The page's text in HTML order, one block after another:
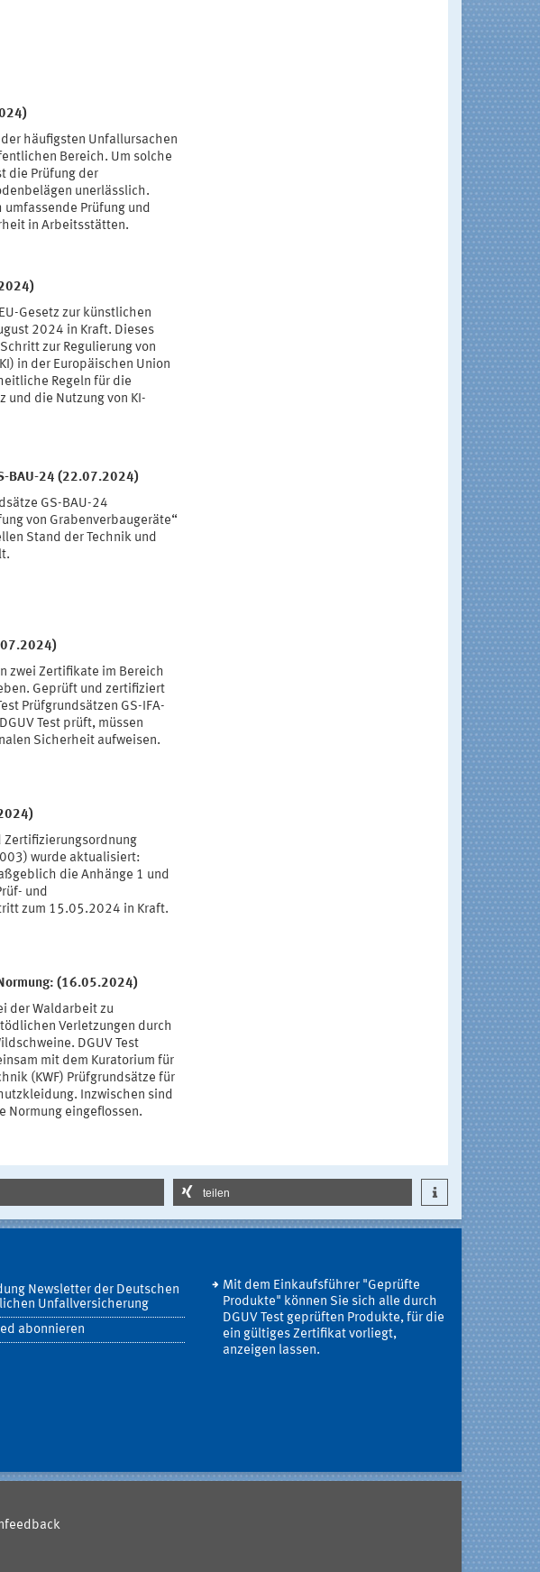
häufigsten Unfallursachen
Bereich. Um solche
die Prüfung der
unerlässlich.
umfassende Prüfung und
in Arbeitsstätten.
Gesetz zur künstlichen
2024 in Kraft. Dieses
zur Regulierung von
in der Europäischen Union
Regeln für die
und die Nutzung von KI-
BAU-24 (22.07.2024)
GS-BAU-24
von Grabenverbaugeräte“
Stand der Technik und
zwei Zertifikate im Bereich
Geprüft und zertifiziert
Prüfgrundsätzen GS-IFA-
Test prüft, müssen
Sicherheit aufweisen.
Zertifizierungsordnung
wurde aktualisiert:
die Anhänge 1 und
und
zum 15.05.2024 in Kraft.
(16.05.2024)
der Waldarbeit zu
Verletzungen durch
DGUV Test
mit dem Kuratorium für
(KWF) Prüfgrundsätze für
Inzwischen sind
Normung eingeflossen.
teilen
Newsletter der Deutschen
Unfallversicherung
abonnieren
Mit dem Einkaufsführer "Geprüfte
Produkte" können Sie sich alle durch
DGUV Test geprüften Produkte, für die
ein gültiges Zertifikat vorliegt,
anzeigen lassen.